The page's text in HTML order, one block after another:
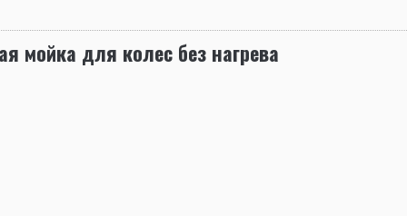
мойка для колес без нагрева